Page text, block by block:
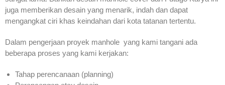
juga memberikan desain yang menarik, indah dan dapat
mengangkat ciri khas keindahan dari kota tatanan tertentu.
Dalam pengerjaan proyek manhole yang kami tangani ada
beberapa proses yang kami kerjakan:
Tahap perencanaan (planning)